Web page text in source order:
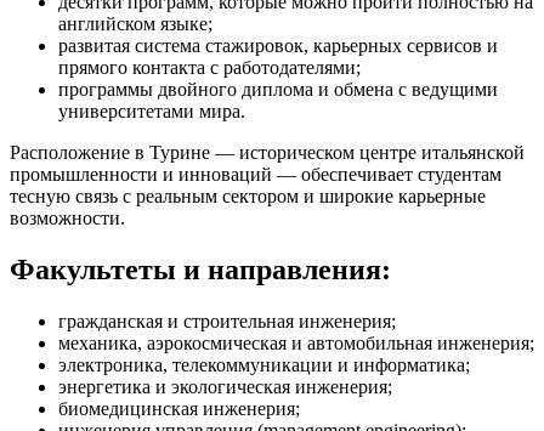
английском языке;
развитая система стажировок, карьерных сервисов и
прямого контакта с работодателями;
программы двойного диплома и обмена с ведущими
университетами мира.
Расположение в Турине — историческом центре итальянской
промышленности и инноваций — обеспечивает студентам
тесную связь с реальным сектором и широкие карьерные
возможности.
Факультеты и направления:
гражданская и строительная инженерия;
механика, аэрокосмическая и автомобильная инженерия;
электроника, телекоммуникации и информатика;
энергетика и экологическая инженерия;
биомедицинская инженерия;